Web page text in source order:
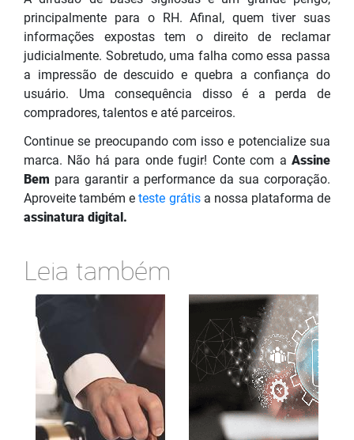
principalmente para o RH. Afinal, quem tiver suas
informações expostas tem o direito de reclamar
judicialmente. Sobretudo, uma falha como essa passa
a impressão de descuido e quebra a confiança do
usuário. Uma consequência disso é a perda de
compradores, talentos e até parceiros.
Continue se preocupando com isso e potencialize sua
marca. Não há para onde fugir! Conte com a Assine
Bem para garantir a performance da sua corporação.
Aproveite também eteste grátis a nossa plataforma de
assinatura digital.
Leia também